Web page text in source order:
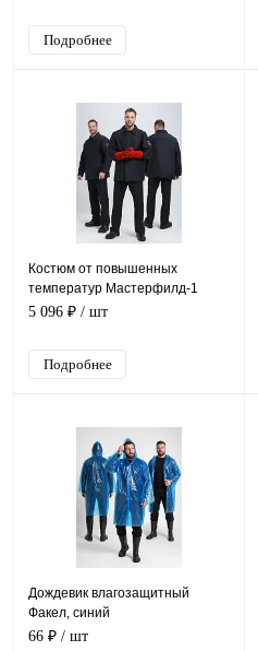
Подробнее
Костюм от повышенных
температур Мастерфилд-1
(тк.Молескин,280) брюки,
5 096 ₽ / шт
Подробнее
Дождевик влагозащитный
Факел, синий
66 ₽ / шт